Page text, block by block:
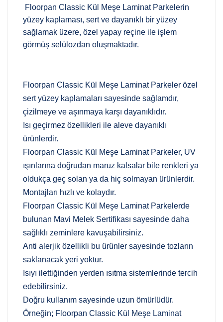
Floorpan Classic Kül Meşe Laminat Parkelerin
yüzey kaplaması, sert ve dayanıklı bir yüzey
sağlamak üzere, özel yapay reçine ile işlem
görmüş selülozdan oluşmaktadır.
Floorpan Classic Kül Meşe Laminat Parkeler özel
sert yüzey kaplamaları sayesinde sağlamdır,
çizilmeye ve aşınmaya karşı dayanıklıdır.
Isı geçirmez özellikleri ile aleve dayanıklı
ürünlerdir.
Floorpan Classic Kül Meşe Laminat Parkeler, UV
ışınlarına doğrudan maruz kalsalar bile renkleri ya
oldukça geç solan ya da hiç solmayan ürünlerdir.
Montajları hızlı ve kolaydır.
Floorpan Classic Kül Meşe Laminat Parkelerde
bulunan Mavi Melek Sertifikası sayesinde daha
sağlıklı zeminlere kavuşabilirsiniz.
Anti alerjik özellikli bu ürünler sayesinde tozların
saklanacak yeri yoktur.
Isıyı ilettiğinden yerden ısıtma sistemlerinde tercih
edebilirsiniz.
Doğru kullanım sayesinde uzun ömürlüdür.
Örneğin; Floorpan Classic Kül Meşe Laminat